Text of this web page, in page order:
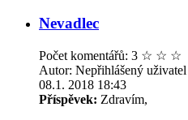
Nevadlec
Počet komentářů: 3 ☆ ☆ ☆
Autor: Nepřihlášený
08.1. 2018 18:43
Příspěvek: Zdravím,